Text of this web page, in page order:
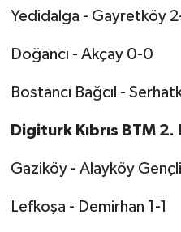
Yedidalga - Gayretköy
Doğancı - Akçay 0-0
Bostancı Bağcıl -
Digiturk Kıbrıs BTM
Gaziköy - Alayköy
Lefkoşa - Demirhan 1-1
TİCARET
YAŞAM